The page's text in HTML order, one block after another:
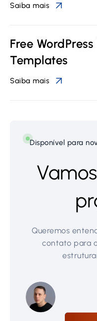
Saiba mais
Free
Templates
Saiba mais
Disponível para
Queremos
contato para